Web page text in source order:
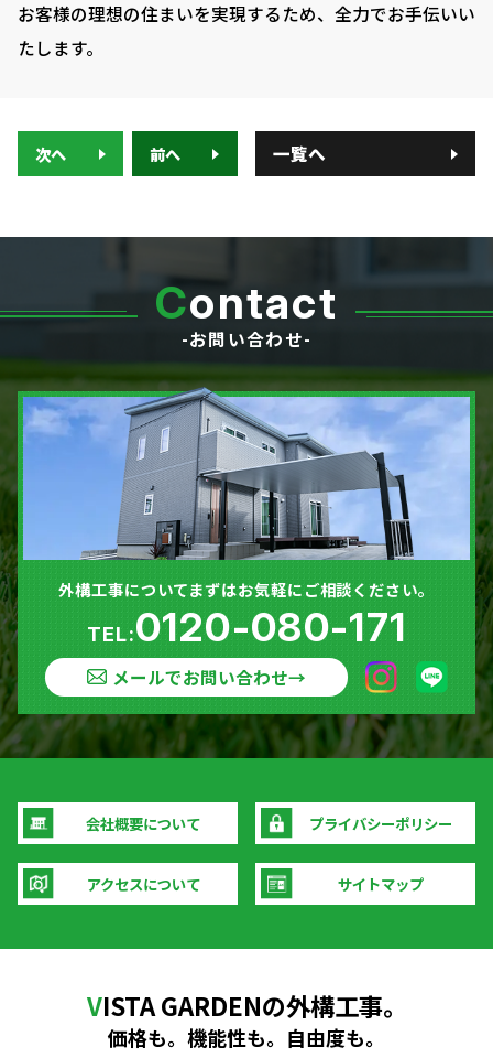
お客様の理想の住まいを実現するため、全力でお手伝いい
たします。
次へ 前へ 一覧へ
Contact
-お問い合わせ-
外構工事についてまずはお気軽にご相談ください。
TEL:0120-080-171
メールでお問い合わせ→
会社概要について プライバシーポリシー
アクセスについて サイトマップ
VISTA GARDENの外構工事。
価格も。機能性も。自由度も。